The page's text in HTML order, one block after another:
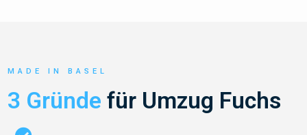
MADE IN BASEL
3 Gründe für Umzug Fuchs